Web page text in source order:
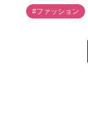
#ファッション